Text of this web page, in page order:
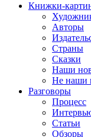
Книжки-
Авторы
Страны
Сказки
Наши
Не наши
Разговоры
Процесс
Статьи
Обзоры